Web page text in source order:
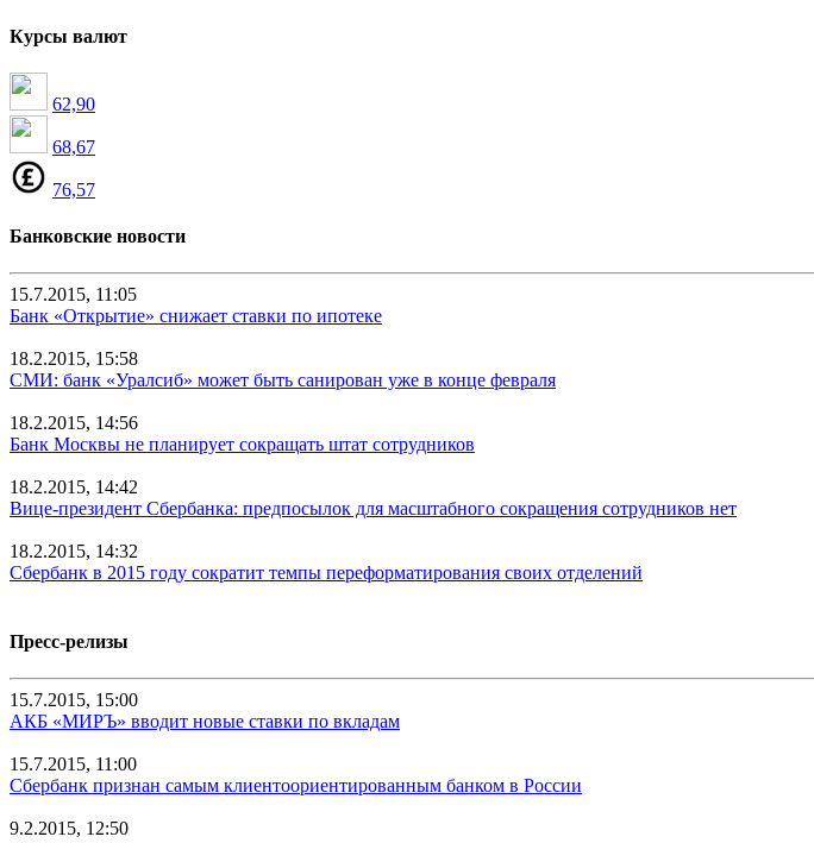
Курсы валют
62,90
68,67
76,57
Банковские новости
15.7.2015, 11:05
Банк «Открытие» снижает ставки по ипотеке
18.2.2015, 15:58
СМИ: банк «Уралсиб» может быть санирован уже в конце февраля
18.2.2015, 14:56
Банк Москвы не планирует сокращать штат сотрудников
18.2.2015, 14:42
Вице-президент Сбербанка: предпосылок для масштабного сокращения сотрудников нет
18.2.2015, 14:32
Сбербанк в 2015 году сократит темпы переформатирования своих отделений
Пресс-релизы
15.7.2015, 15:00
АКБ «МИРЪ» вводит новые ставки по вкладам
15.7.2015, 11:00
Сбербанк признан самым клиентоориентированным банком в России
9.2.2015, 12:50